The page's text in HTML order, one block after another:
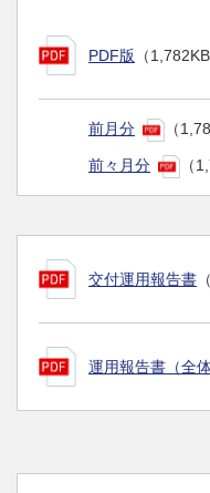
PDF版 （1,782KB
前月分 （
前々月分 （
交付運用報告書
運用報告書（全体